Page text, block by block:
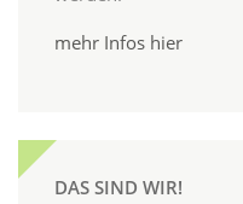
mehr Infos hier
DAS SIND WIR!